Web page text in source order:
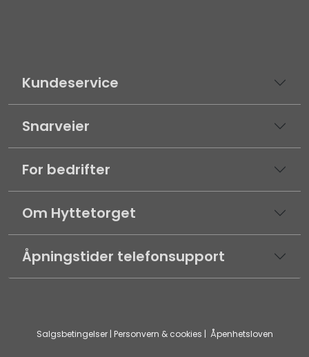
Kundeservice
Snarveier
For bedrifter
Om Hyttetorget
Åpningstider telefonsupport
Salgsbetingelser| Personvern & cookies | Åpenhetsloven